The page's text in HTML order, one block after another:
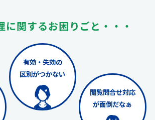
に関するお困りごと・・・
有効・失効の
区別がつかない
閲覧問合せ対応
が面倒だなぁ